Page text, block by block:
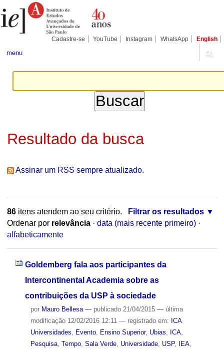
para
conteúdo.
Pessoais
Cadastre-se YouTube Instagram WhatsApp English
menu
Resultado da busca
Assinar um RSS sempre atualizado.
86itens atendem ao seu critério.
Filtrar os resultados
Ordenar por relevância · data (mais recente primeiro) ·
alfabeticamente
Goldemberg fala aos participantes da
Intercontinental Academia sobre as
contribuições da USP à sociedade
por Mauro Bellesa — publicado21/04/2015 — última
modificação12/02/2016 12:11 — registrado em: ICA
Universidades
Evento, Ensino Superior, Ubias ICA,
Pesquisa, Tempo, Sala Verde, Universidade, USP, IEA,